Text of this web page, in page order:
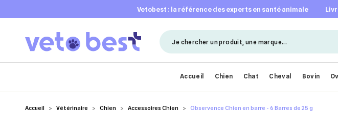
vetobest : la référence des experts en santé animale
Accueil Chien Chat Cheval Bovin
Accueil Vétérinaire Chien Accessoires Chien Observence Chien en barre - 6 Barres de 25 g